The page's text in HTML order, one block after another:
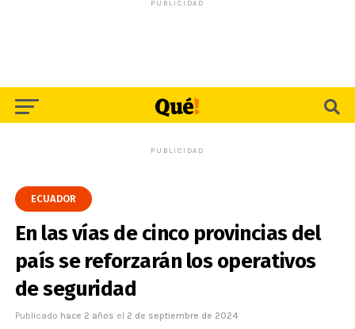
PUBLICIDAD
PUBLICIDAD
ECUADOR
En las vías de cinco provincias del
país se reforzarán los operativos
de seguridad
Publicado hace 2 años el 2 de septiembre de 2024